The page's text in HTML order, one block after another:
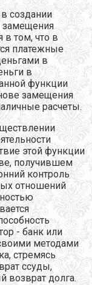
создании
замещения
в том, что в
платежные
в
в
функции
замещения
расчеты.
этой функции
получившем
контроль
отношений
- банк или
методами
стремясь
ссуды,
возврат долга.